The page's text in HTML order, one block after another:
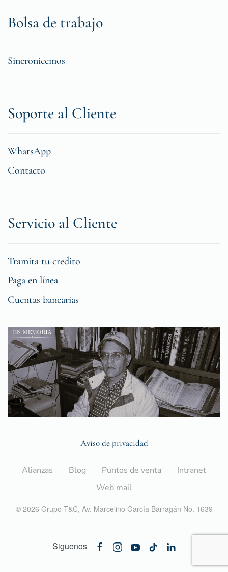
Bolsa de trabajo
Sincronicemos
Soporte al Cliente
WhatsApp
Contacto
Servicio al Cliente
Tramita tu credito
Paga en línea
Cuentas bancarias
Aviso de privacidad
Alianzas Blog Puntos de venta
Intranet
Web mail
© 2026 Grupo T&C, Av. Marcelino García Barragán No. 1639
Siguenos